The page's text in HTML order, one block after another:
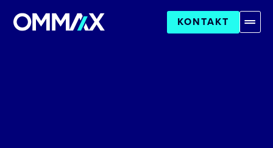
KONTAKT